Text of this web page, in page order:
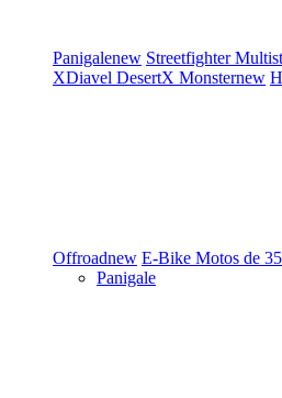
Panigalenew Streetfighter
XDiavel DesertX Monsternew
Offroadnew E-Bike Motos de
Panigale